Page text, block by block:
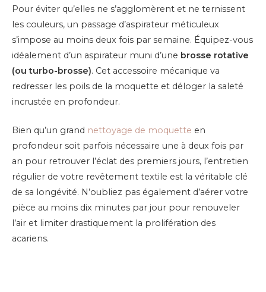
Pour éviter qu’elles ne s’agglomèrent et ne ternissent
les couleurs, un passage d’aspirateur méticuleux
s’impose au moins deux fois par semaine. Équipez-vous
idéalement d’un aspirateur muni d’une brosse rotative
(ou turbo-brosse). Cet accessoire mécanique va
redresser les poils de la moquette et déloger la saleté
incrustée en profondeur.
Bien qu’un grand nettoyage de moquette en
profondeur soit parfois nécessaire une à deux fois par
an pour retrouver l’éclat des premiers jours, l’entretien
régulier de votre revêtement textile est la véritable clé
de sa longévité. N’oubliez pas également d’aérer votre
pièce au moins dix minutes par jour pour renouveler
l’air et limiter drastiquement la prolifération des
acariens.